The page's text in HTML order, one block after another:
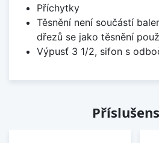
Příchytky
Těsnění není součástí
dřezů se jako těsnění
Výpusť 3 1/2, sifon s